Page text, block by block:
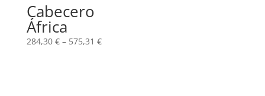
Cabecero
África
284,30 €– 575,31 €